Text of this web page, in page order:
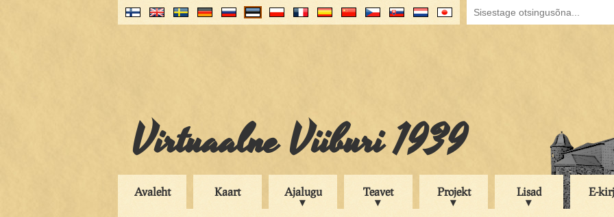
Virtuaalne Viiburi 1939
Avaleht Kaart Ajalugu Teavet Projekt Lisad E-